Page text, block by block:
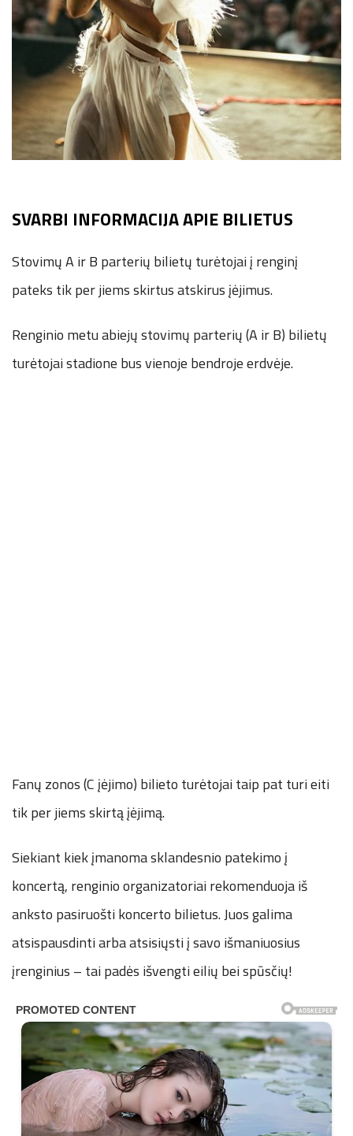
SVARBI INFORMACIJA APIE BILIETUS
Stovimų A ir B parterių bilietų turėtojai į renginį
pateks tik per jiems skirtus atskirus įėjimus.
Renginio metu abiejų stovimų parterių (A ir B) bilietų
turėtojai stadione bus vienoje bendroje erdvėje.
Fanų zonos (C įėjimo) bilieto turėtojai taip pat turi eiti
tik per jiems skirtą įėjimą.
Siekiant kiek įmanoma sklandesnio patekimo į
koncertą, renginio organizatoriai rekomenduoja iš
anksto pasiruošti koncerto bilietus. Juos galima
atsispausdinti arba atsisiųsti į savo išmaniuosius
įrenginius – tai padės išvengti eilių bei spūsčių!